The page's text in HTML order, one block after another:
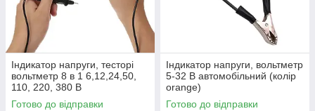
Індикатор напруги, тесторі
вольтметр 8 в 1 6,12,24,50,
110, 220, 380 В
Універсальний
Готово до відправки
Індикатор напруги, вольтметр
5-32 В автомобільний (колір
orange)
Готово до відправки